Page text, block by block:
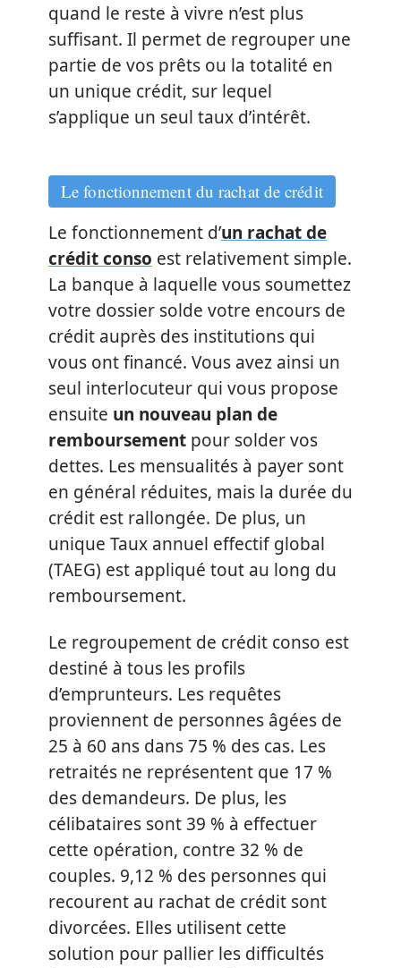
quand le reste à vivre n’est plus
suffisant. Il permet de regrouper une
partie de vos prêts ou la totalité en
un unique crédit, sur lequel
s’applique un seul taux d’intérêt.
Le fonctionnement du rachat de crédit
Le fonctionnement d’un rachat de
crédit conso est relativement simple.
La banque à laquelle vous soumettez
votre dossier solde votre encours de
crédit auprès des institutions qui
vous ont financé. Vous avez ainsi un
seul interlocuteur qui vous propose
ensuite un nouveau plan de
remboursement pour solder vos
dettes. Les mensualités à payer sont
en général réduites, mais la durée du
crédit est rallongée. De plus, un
unique Taux annuel effectif global
(TAEG) est appliqué tout au long du
remboursement.
Le regroupement de crédit conso est
destiné à tous les profils
d’emprunteurs. Les requêtes
proviennent de personnes âgées de
25 à 60 ans dans 75 % des cas. Les
retraités ne représentent que 17 %
des demandeurs. De plus, les
célibataires sont 39 % à effectuer
cette opération, contre 32 % de
couples. 9,12 % des personnes qui
recourent au rachat de crédit sont
divorcées. Elles utilisent cette
solution pour pallier les difficultés